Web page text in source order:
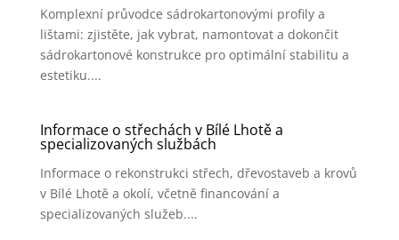
Komplexní průvodce sádrokartonovými profily a
lištami: zjistěte, jak vybrat, namontovat a dokončit
sádrokartonové konstrukce pro optimální stabilitu a
estetiku....
Informace o střechách v Bílé Lhotě a
specializovaných službách
Informace o rekonstrukci střech, dřevostaveb a krovů
v Bílé Lhotě a okolí, včetně financování a
specializovaných služeb....